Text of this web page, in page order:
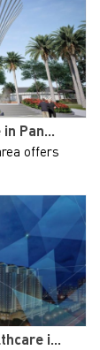
Pan...
offers
i...